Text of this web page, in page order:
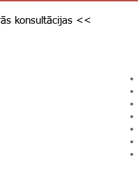
konsultācijas <<